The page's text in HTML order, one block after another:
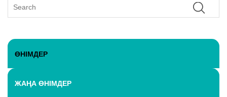
ӨНІМДЕР
ЖАҢА ӨНІМДЕР